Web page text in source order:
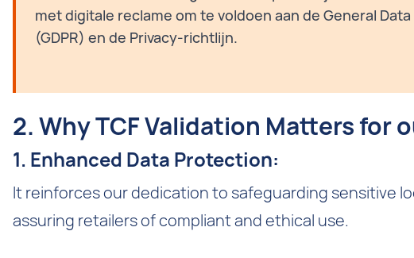
met digitale reclame om te voldoen aan de General
(GDPR) en de Privacy-richtlijn.
2. Why TCF Validation Matters for
1. Enhanced Data Protection:
It reinforces our dedication to safeguarding sensitive
assuring retailers of compliant and ethical use.